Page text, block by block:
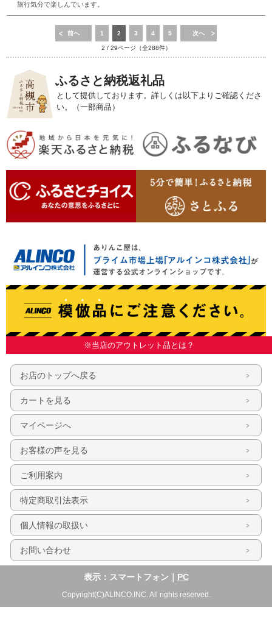
旅行気分で楽しんでいます。
前へ 1 2 3 4 5 次へ
2 / 29ページ（全288件）
ふるさと納税返礼品
として提供しております。詳しくは以下よりご確認くださ
い。（一部商品）
※当店のアウトレット品とは？
お店のトップへ戻る
カートを見る
マイページへ
お客様の声を見る
ご利用案内
特定商取引法表示
個人情報の取扱い
お問い合わせ
表示：スマートフォン｜ PC
Copyright(C)ALINCO.INC. All rights reserved.